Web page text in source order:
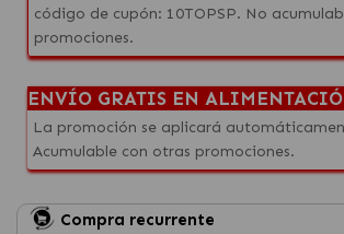
código de cupón: 10TOPSP. No
promociones.
ENVÍO GRATIS EN
La promoción se aplicará
Acumulable con otras promociones.
Compra recurrente